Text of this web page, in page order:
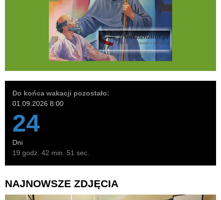
Do końca wakacji pozostało:
01.09.2026 8:00
24
Dni
19 godz. 42 min. 50 sec.
NAJNOWSZE ZDJĘCIA